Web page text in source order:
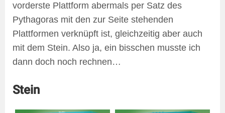
vorderste Plattform abermals per Satz des
Pythagoras mit den zur Seite stehenden
Plattformen verknüpft ist, gleichzeitig aber auch
mit dem Stein. Also ja, ein bisschen musste ich
dann doch noch rechnen…
Stein